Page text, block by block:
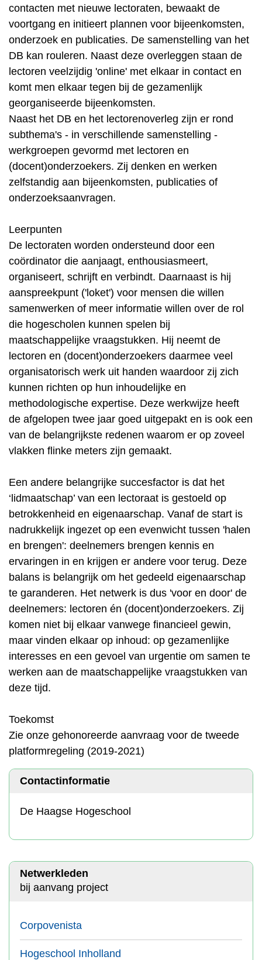
contacten met nieuwe lectoraten, bewaakt de
voortgang en initieert plannen voor bijeenkomsten,
onderzoek en publicaties. De samenstelling van het
DB kan rouleren. Naast deze overleggen staan de
lectoren veelzijdig 'online' met elkaar in contact en
komt men elkaar tegen bij de gezamenlijk
georganiseerde bijeenkomsten.
Naast het DB en het lectorenoverleg zijn er rond
subthema's - in verschillende samenstelling -
werkgroepen gevormd met lectoren en
(docent)onderzoekers. Zij denken en werken
zelfstandig aan bijeenkomsten, publicaties of
onderzoeksaanvragen.
Leerpunten
De lectoraten worden ondersteund door een
coördinator die aanjaagt, enthousiasmeert,
organiseert, schrijft en verbindt. Daarnaast is hij
aanspreekpunt ('loket') voor mensen die willen
samenwerken of meer informatie willen over de rol
die hogescholen kunnen spelen bij
maatschappelijke vraagstukken. Hij neemt de
lectoren en (docent)onderzoekers daarmee veel
organisatorisch werk uit handen waardoor zij zich
kunnen richten op hun inhoudelijke en
methodologische expertise. Deze werkwijze heeft
de afgelopen twee jaar goed uitgepakt en is ook een
van de belangrijkste redenen waarom er op zoveel
vlakken flinke meters zijn gemaakt.
Een andere belangrijke succesfactor is dat het
‘lidmaatschap’ van een lectoraat is gestoeld op
betrokkenheid en eigenaarschap. Vanaf de start is
nadrukkelijk ingezet op een evenwicht tussen 'halen
en brengen': deelnemers brengen kennis en
ervaringen in en krijgen er andere voor terug. Deze
balans is belangrijk om het gedeeld eigenaarschap
te garanderen. Het netwerk is dus 'voor en door' de
deelnemers: lectoren én (docent)onderzoekers. Zij
komen niet bij elkaar vanwege financieel gewin,
maar vinden elkaar op inhoud: op gezamenlijke
interesses en een gevoel van urgentie om samen te
werken aan de maatschappelijke vraagstukken van
deze tijd.
Toekomst
Zie onze gehonoreerde aanvraag voor de tweede
platformregeling (2019-2021)
Contactinformatie
De Haagse Hogeschool
Netwerkleden
bij aanvang project
Corpovenista
Hogeschool Inholland